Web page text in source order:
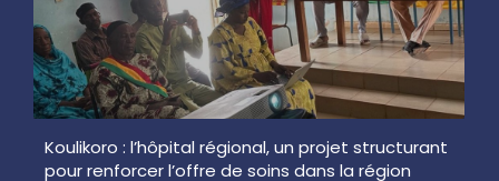
Koulikoro : l’hôpital régional, un projet structurant
pour renforcer l’offre de soins dans la région